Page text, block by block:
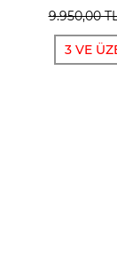
9.950,00
3 VE